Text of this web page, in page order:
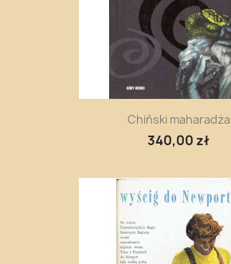
Chiński maharadża
340,00 zł